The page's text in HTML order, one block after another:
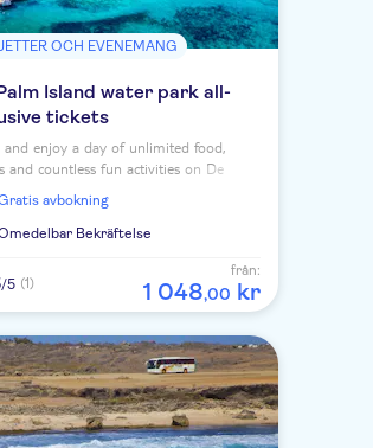
OCH EVENEMANG
Island water park all-
tickets
and enjoy a day of unlimited food,
and countless fun activities on De
Island, a unique water park just off the
of Aruba.
Gratis avbokning
Bekräftelse
/5 (1)
från:
1 048,00 kr